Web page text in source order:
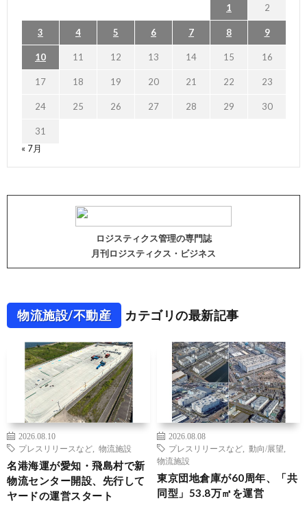
1 2
3 4 5 6 7 8 9
10 11 12 13 14 15 16
17 18 19 20 21 22 23
24 25 26 27 28 29 30
31
« 7月
ロジスティクス管理の専門誌
月刊ロジスティクス・ビジネス
物流施設/不動産 カテゴリの最新記事
2026.08.10
プレスリリースなど
物流施設
名港海運が愛知・飛島村で新
物流センター開設、先行して
ヤードの運営スタート
2026.08.08
プレスリリースなど
動向/展望
物流施設
東京団地倉庫が60周年、「共
同型」53.8万㎡を運営